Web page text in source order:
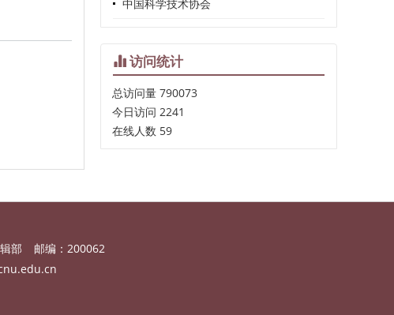
中国科学技术协会
访问统计
总访问量 790073
今日访问 2241
在线人数 59
部
邮编：200062